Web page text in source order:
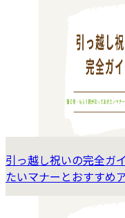
引っ越し祝いの完全ガ
たいマナーとおすすめ